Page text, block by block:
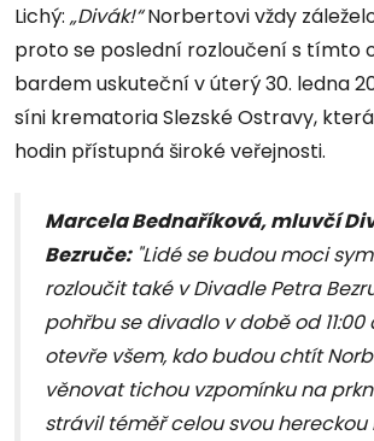
Lichý: „Divák!“Norbertovi vždy
proto se poslední rozloučení s tímto
bardem uskuteční v úterý 30. ledna
síni krematoria Slezské Ostravy, která
hodin přístupná široké veřejnosti.
Marcela Bednaříková, mluvčí
Bezruče:"Lidé se budou moci
rozloučit také v Divadle Petra
pohřbu se divadlo v době od 11:00
otevře všem, kdo budou chtít
věnovat tichou vzpomínku na
strávil téměř celou svou hereckou